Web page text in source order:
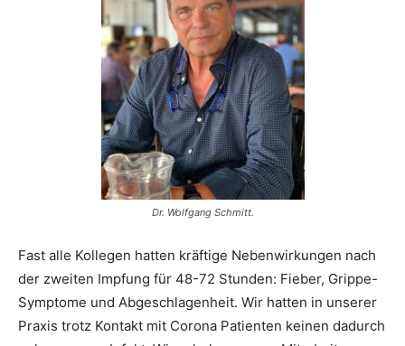
Dr. Wolfgang Schmitt.
Fast alle Kollegen hatten kräftige Nebenwirkungen nach
der zweiten Impfung für 48-72 Stunden: Fieber, Grippe-
Symptome und Abgeschlagenheit. Wir hatten in unserer
Praxis trotz Kontakt mit Corona Patienten keinen dadurch